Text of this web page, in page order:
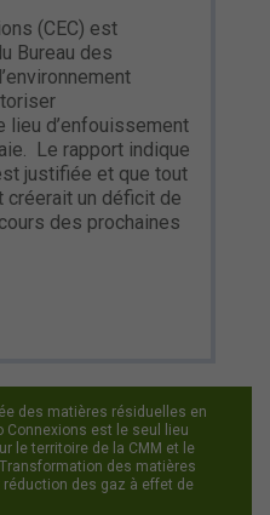
(CEC) est
Bureau des
lieu d’enfouissement
Le rapport indique
justifiée et que tout
créerait un déficit de
des prochaines
des matières résiduelles en
Connexions est le seul lieu
le territoire de la CMM et le
des matières
réduction des gaz à effet de